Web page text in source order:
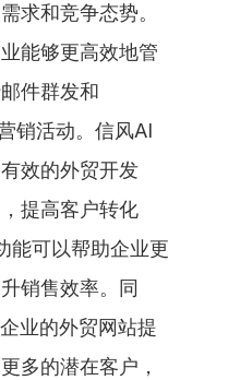
求和竞争态势。
能够更高效地管
件群发和
销活动。信风AI
效的外贸开发
提高客户转化
能可以帮助企业更
销售效率。同
业的外贸网站提
多的潜在客户，